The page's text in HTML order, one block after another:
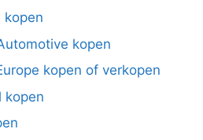
kopen
kopen
kopen of verkopen
kopen